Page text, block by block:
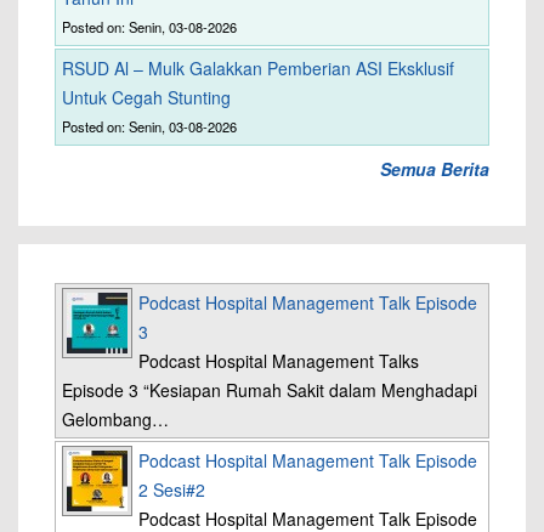
Posted on: Senin, 03-08-2026
RSUD Al – Mulk Galakkan Pemberian ASI Eksklusif
Untuk Cegah Stunting
Posted on: Senin, 03-08-2026
Semua Berita
Podcast Hospital Management Talk Episode
3
Podcast Hospital Management Talks
Episode 3 “Kesiapan Rumah Sakit dalam Menghadapi
Gelombang…
Podcast Hospital Management Talk Episode
2 Sesi#2
Podcast Hospital Management Talk Episode